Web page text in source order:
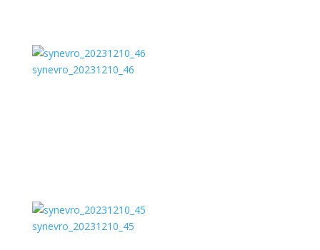
synevro_20231210_46
synevro_20231210_45